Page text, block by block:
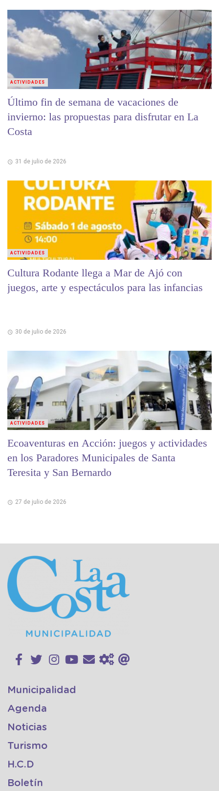
Último fin de semana de vacaciones de
invierno: las propuestas para disfrutar en La
Costa
31 de julio de 2026
ACTIVIDADES
Cultura Rodante llega a Mar de Ajó con
juegos, arte y espectáculos para las infancias
30 de julio de 2026
ACTIVIDADES
Ecoaventuras en Acción: juegos y actividades
en los Paradores Municipales de Santa
Teresita y San Bernardo
27 de julio de 2026
ACTIVIDADES
Municipalidad
Agenda
Noticias
Turismo
H.C.D
Boletín